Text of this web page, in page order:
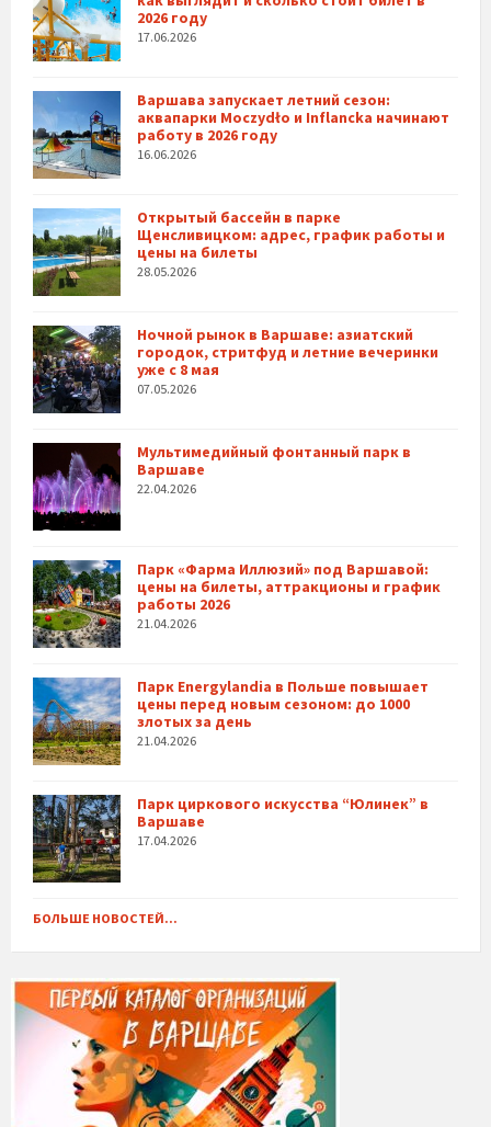
2026 году
17.06.2026
Варшава запускает летний сезон:
аквапарки Moczydło и Inflancka начинают
работу в 2026 году
16.06.2026
Открытый бассейн в парке
Щенсливицком: адрес, график работы и
цены на билеты
28.05.2026
Ночной рынок в Варшаве: азиатский
городок, стритфуд и летние вечеринки
уже с 8 мая
07.05.2026
Мультимедийный фонтанный парк в
Варшаве
22.04.2026
Парк «Фарма Иллюзий» под Варшавой:
цены на билеты, аттракционы и график
работы 2026
21.04.2026
Парк Energylandia в Польше повышает
цены перед новым сезоном: до 1000
злотых за день
21.04.2026
Парк циркового искусства “Юлинек” в
Варшаве
17.04.2026
БОЛЬШЕ НОВОСТЕЙ...